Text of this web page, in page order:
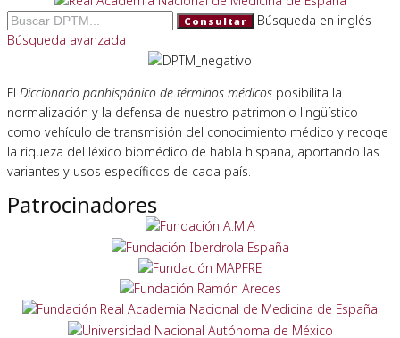
Consultar
Búsqueda en inglés
Búsqueda avanzada
El Diccionario panhispánico de términos médicos posibilita la
normalización y la defensa de nuestro patrimonio lingüístico
como vehículo de transmisión del conocimiento médico y recoge
la riqueza del léxico biomédico de habla hispana, aportando las
variantes y usos específicos de cada país.
Patrocinadores